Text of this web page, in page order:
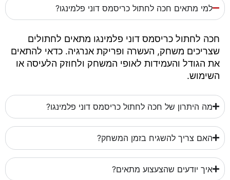
למי מתאים חכה לחתול כריסמס דוני פלמינגו?
חכה לחתול כריסמס דוני פלמינגו מתאים לחתולים
שצריכים משחק, העשרה ופריקת אנרגיה. כדאי להתאים
את הגודל והעמידות לאופי המשחק ולחוזק הלעיסה או
השימוש.
מה היתרון של חכה לחתול כריסמס דוני פלמינגו?
האם צריך להשגיח בזמן המשחק?
איך יודעים שהצעצוע מתאים?